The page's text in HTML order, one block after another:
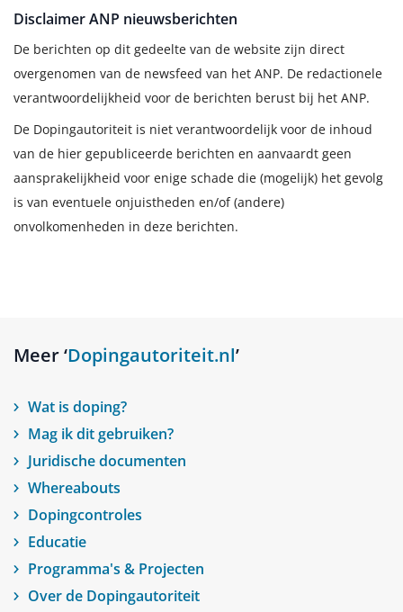
Disclaimer ANP nieuwsberichten
De berichten op dit gedeelte van de website zijn direct
overgenomen van de newsfeed van het ANP. De redactionele
verantwoordelijkheid voor de berichten berust bij het ANP.
De Dopingautoriteit is niet verantwoordelijk voor de inhoud
van de hier gepubliceerde berichten en aanvaardt geen
aansprakelijkheid voor enige schade die (mogelijk) het gevolg
is van eventuele onjuistheden en/of (andere)
onvolkomenheden in deze berichten.
Meer ‘Dopingautoriteit.nl’
Wat is doping?
Mag ik dit gebruiken?
Juridische documenten
Whereabouts
Dopingcontroles
Educatie
Programma's & Projecten
Over de Dopingautoriteit